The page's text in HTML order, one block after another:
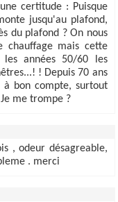
certitude : Puisque
jusqu'au plafond,
du plafond ? On nous
chauffage mais cette
années 50/60 les
! Depuis 70 ans
bon compte, surtout
me trompe ?
, odeur désagreable,
. merci